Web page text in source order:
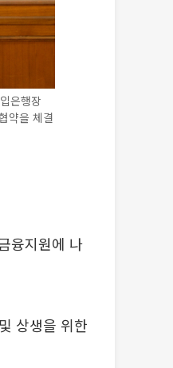
은행장
약을 체결
융지원에 나
상생을 위한